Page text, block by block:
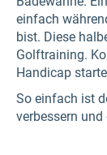
einfach
bist. Diese
Golftraining.
Handicap
So einfach ist
verbessern